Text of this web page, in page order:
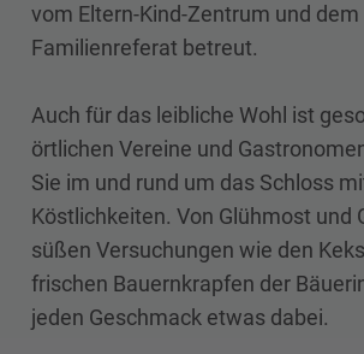
vom Eltern-Kind-Zentrum und dem
Familienreferat betreut.
Auch für das leibliche Wohl ist
örtlichen Vereine und
Sie im und rund um das Schloss
Köstlichkeiten. Von Glühmost und
süßen Versuchungen wie den
frischen Bauernkrapfen der
jeden Geschmack etwas dabei.